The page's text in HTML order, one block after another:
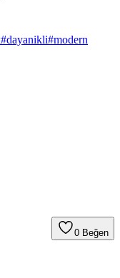
#dayanikli#modern
0 Beğen